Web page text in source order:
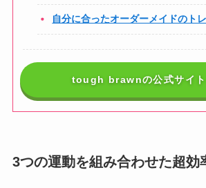
自分に合ったオーダーメイドのト
tough brawnの公式サイト
3つの運動を組み合わせた超効